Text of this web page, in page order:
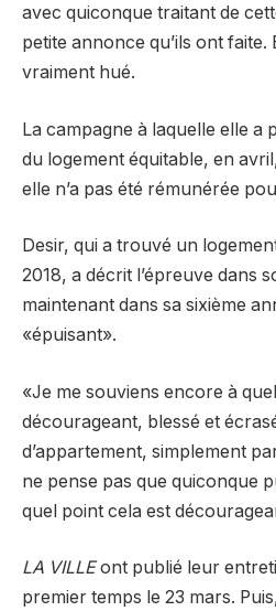
avec quiconque traitant de
petite annonce qu’ils ont faite.
vraiment hué.
La campagne à laquelle elle a
du logement équitable, en
elle n’a pas été rémunérée
Desir, qui a trouvé un
2018, a décrit l’épreuve dans
maintenant dans sa sixième
«épuisant».
«Je me souviens encore à quel
décourageant, blessé et
d’appartement, simplement
ne pense pas que quiconque
quel point cela est
LA VILLEont publié leur
premier temps le 23 mars.